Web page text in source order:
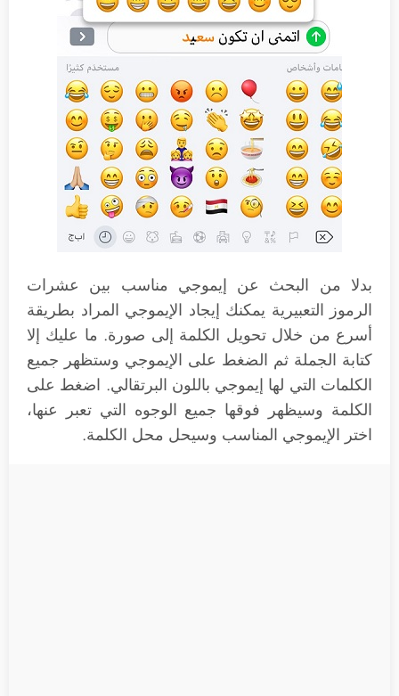
بدلا من البحث عن إيموجي مناسب بين عشرات
الرموز التعبيرية يمكنك إيجاد الإيموجي المراد بطريقة
أسرع من خلال تحويل الكلمة إلى صورة. ما عليك إلا
كتابة الجملة ثم الضغط على الإيموجي وستظهر جميع
الكلمات التي لها إيموجي باللون البرتقالي. اضغط على
الكلمة وسيظهر فوقها جميع الوجوه التي تعبر عنها،
اختر الإيموجي المناسب وسيحل محل الكلمة.